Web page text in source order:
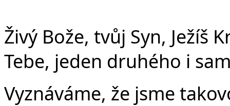
Živý Bože, tvůj Syn, Ježíš
Tebe, jeden druhého i
Vyznáváme, že jsme